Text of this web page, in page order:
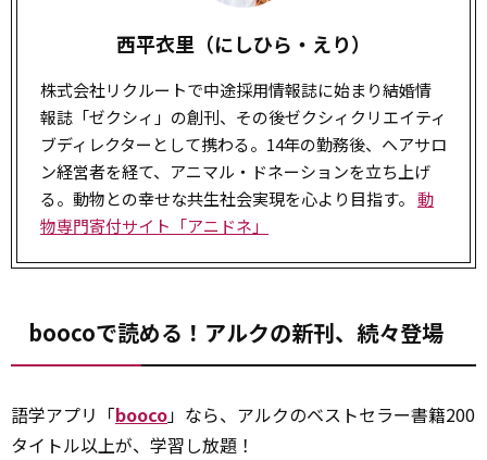
西平衣里（にしひら・えり）
株式会社リクルートで中途採用情報誌に始まり結婚情
報誌「ゼクシィ」の創刊、その後ゼクシィクリエイティ
ブディレクターとして携わる。14年の勤務後、ヘアサロ
ン経営者を経て、アニマル・ドネーションを立ち上げ
る。動物との幸せな共生社会実現を心より目指す。 動
物専門寄付サイト「アニドネ」
boocoで読める！アルクの新刊、続々登場
語学アプリ「booco」なら、アルクのベストセラー書籍200
タイトル以上が、学習し放題！